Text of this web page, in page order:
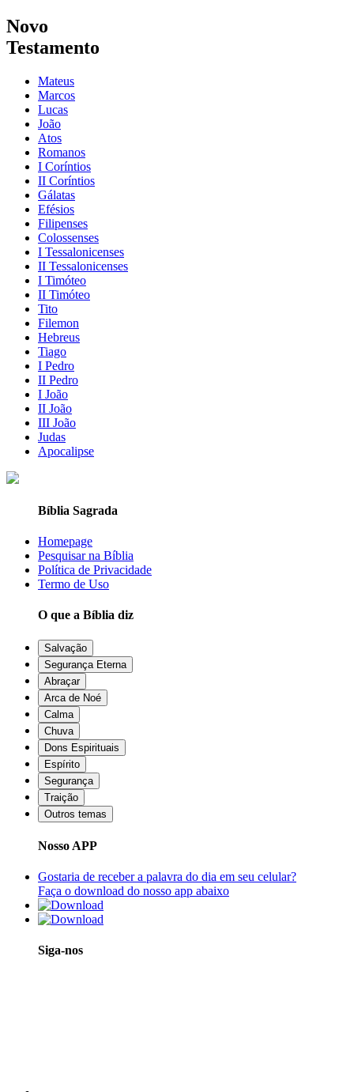
Novo
Testamento
Mateus
Marcos
Lucas
João
Atos
Romanos
I Coríntios
II Coríntios
Gálatas
Efésios
Filipenses
Colossenses
I Tessalonicenses
II Tessalonicenses
I Timóteo
II Timóteo
Tito
Filemon
Hebreus
Tiago
I Pedro
II Pedro
I João
II João
III João
Judas
Apocalipse
Bíblia Sagrada
Homepage
Pesquisar na Bíblia
Política de Privacidade
Termo de Uso
O que a Bíblia diz
Salvação
Segurança Eterna
Abraçar
Arca de Noé
Calma
Chuva
Dons Espirituais
Espírito
Segurança
Traição
Outros temas
Nosso APP
Gostaria de receber a palavra do dia em seu celular?
Faça o download do nosso app abaixo
Siga-nos